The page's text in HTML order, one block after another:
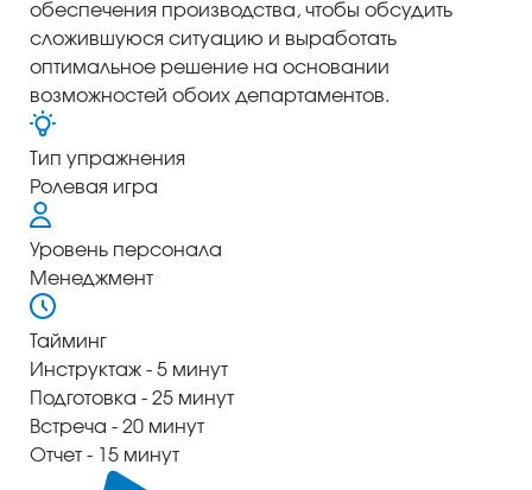
уровень
обеспечения производства, чтобы обсудить
сложившуюся ситуацию и выработать
оптимальное решение на основании
возможностей обоих департаментов.
Тип упражнения
Ролевая игра
Уровень персонала
Менеджмент
Тайминг
Инструктаж - 5 минут
Подготовка - 25 минут
Встреча - 20 минут
Отчет - 15 минут